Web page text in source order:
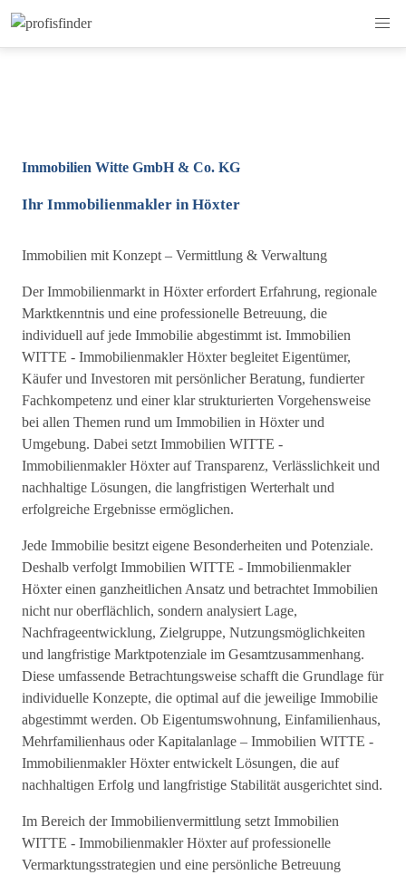
Immobilien Witte GmbH & Co. KG
Ihr Immobilienmakler in Höxter
Immobilien mit Konzept – Vermittlung & Verwaltung
Der Immobilienmarkt in Höxter erfordert Erfahrung, regionale
Marktkenntnis und eine professionelle Betreuung, die
individuell auf jede Immobilie abgestimmt ist. Immobilien
WITTE - Immobilienmakler Höxter begleitet Eigentümer,
Käufer und Investoren mit persönlicher Beratung, fundierter
Fachkompetenz und einer klar strukturierten Vorgehensweise
bei allen Themen rund um Immobilien in Höxter und
Umgebung. Dabei setzt Immobilien WITTE -
Immobilienmakler Höxter auf Transparenz, Verlässlichkeit und
nachhaltige Lösungen, die langfristigen Werterhalt und
erfolgreiche Ergebnisse ermöglichen.
Jede Immobilie besitzt eigene Besonderheiten und Potenziale.
Deshalb verfolgt Immobilien WITTE - Immobilienmakler
Höxter einen ganzheitlichen Ansatz und betrachtet Immobilien
nicht nur oberflächlich, sondern analysiert Lage,
Nachfrageentwicklung, Zielgruppe, Nutzungsmöglichkeiten
und langfristige Marktpotenziale im Gesamtzusammenhang.
Diese umfassende Betrachtungsweise schafft die Grundlage für
individuelle Konzepte, die optimal auf die jeweilige Immobilie
abgestimmt werden. Ob Eigentumswohnung, Einfamilienhaus,
Mehrfamilienhaus oder Kapitalanlage – Immobilien WITTE -
Immobilienmakler Höxter entwickelt Lösungen, die auf
nachhaltigen Erfolg und langfristige Stabilität ausgerichtet sind.
Im Bereich der Immobilienvermittlung setzt Immobilien
WITTE - Immobilienmakler Höxter auf professionelle
Vermarktungsstrategien und eine persönliche Betreuung